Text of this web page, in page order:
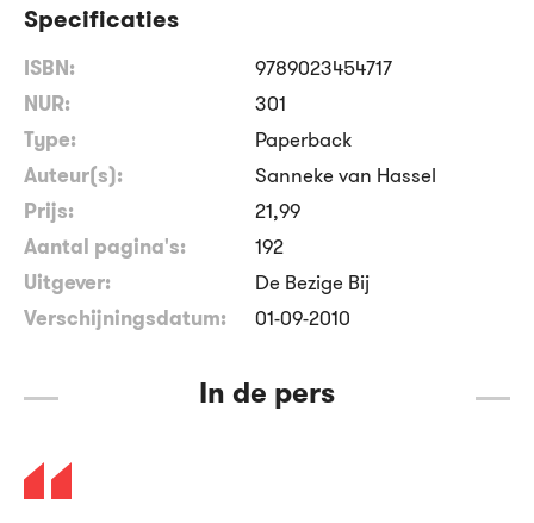
Specificaties
ISBN:
9789023454717
NUR:
301
Type:
Paperback
Auteur(s):
Sanneke van Hassel
Prijs:
21,99
Aantal pagina's:
192
Uitgever:
De Bezige Bij
Verschijningsdatum:
01-09-2010
In de pers